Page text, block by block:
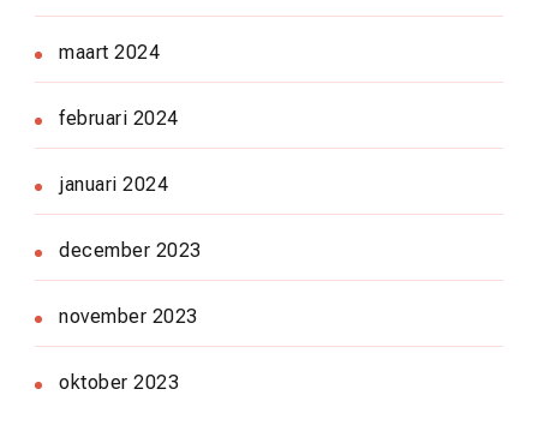
maart 2024
februari 2024
januari 2024
december 2023
november 2023
oktober 2023